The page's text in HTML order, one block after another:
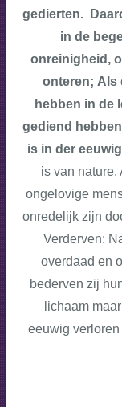
gedierten.
in de
onreinigheid,
onteren; Als
hebben in de
gediend
is in der
is van
ongelovige
onredelijk zijn
Verderven:
overdaad en
bederven zij
lichaam
eeuwig